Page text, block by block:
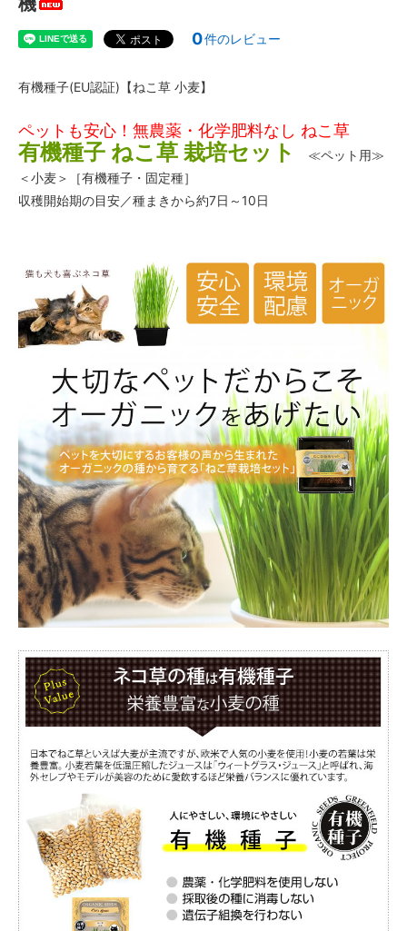
0件のレビュー
有機種子(EU認証)【ねこ草 小麦】
ペットも安心！無農薬・化学肥料なし ねこ草
有機種子 ねこ草 栽培セット
≪ペット用≫
＜小麦＞［有機種子・固定種］
収穫開始期の目安／種まきから約7日～10日